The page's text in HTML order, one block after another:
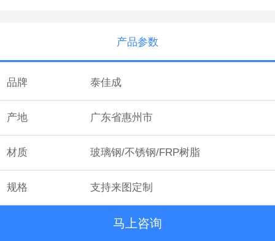
产品参数
品牌 泰佳成
产地 广东省惠州市
材质 玻璃钢/不锈钢/FRP树脂
规格 支持来图定制
多种颜色可选
马上咨询